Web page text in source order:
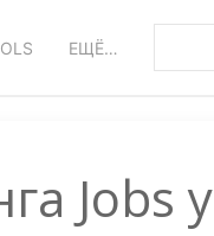
ЕЩЁ…
Jobs у